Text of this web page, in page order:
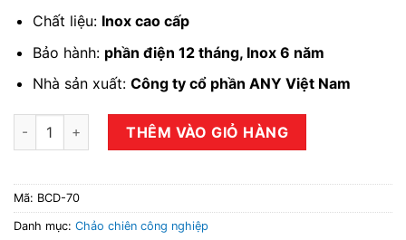
Chất liệu: Inox cao cấp
Bảo hành: phần điện 12 tháng, Inox 6 năm
Nhà sản xuất: Công ty cổ phần ANY Việt Nam
Chảo chiên công nghiệp ANYBUY BCD-70 số lượng
THÊM VÀO GIỎ HÀNG
Mã: BCD-70
Danh mục: Chảo chiên công nghiệp